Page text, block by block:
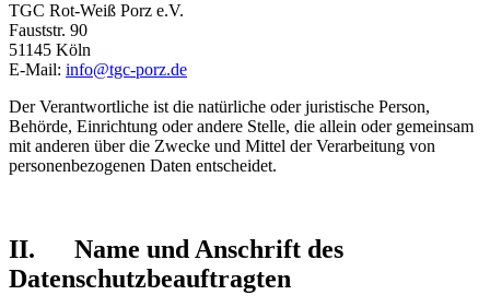
TGC Rot-Weiß Porz e.V.
Fauststr. 90
51145 Köln
E-Mail: info@tgc-porz.de
Der Verantwortliche ist die natürliche oder juristische Person,
Behörde, Einrichtung oder andere Stelle, die allein oder gemeinsam
mit anderen über die Zwecke und Mittel der Verarbeitung von
personenbezogenen Daten entscheidet.
II. Name und Anschrift des
Datenschutzbeauftragten